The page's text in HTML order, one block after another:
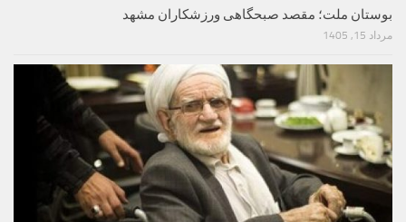
بوستان ملت؛ مقصد صبحگاهی ورزشکاران مشهد
مرداد 15, 1405